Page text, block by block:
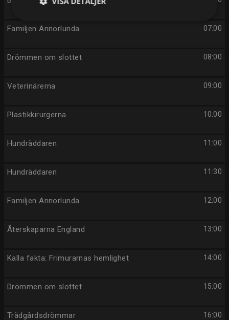
07:00
Familjen Annorlunda
08:00
Drömmen om slottet
09:00
Veterinärerna
10:00
Plastikkirurgerna
11:00
Hundräddaren
11:30
Hundräddaren
12:00
Familjen Annorlunda
13:00
Återskaparna England
14:00
Kalla fakta: Frimurarnas hemlighet
15:00
Drömmen om slottet
16:00
Trädgårdsdrömmar